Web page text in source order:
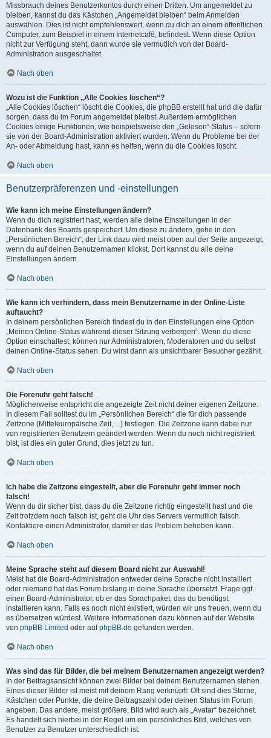
Missbrauch deines Benutzerkontos durch einen Dritten. Um angemeldet zu
bleiben, kannst du das Kästchen „Angemeldet bleiben“ beim Anmelden
auswählen. Dies ist nicht empfehlenswert, wenn du dich an einem öffentlichen
Computer, zum Beispiel in einem Internetcafé, befindest. Wenn diese Option
nicht zur Verfügung steht, dann wurde sie vermutlich von der Board-
Administration ausgeschaltet.
Nach oben
Wozu ist die Funktion „Alle Cookies löschen“?
„Alle Cookies löschen“ löscht die Cookies, die phpBB erstellt hat und die dafür
sorgen, dass du im Forum angemeldet bleibst. Außerdem ermöglichen
Cookies einige Funktionen, wie beispielsweise den „Gelesen“-Status – sofern
sie von der Board-Administration aktiviert wurden. Wenn du Probleme bei der
An- oder Abmeldung hast, kann es helfen, wenn du die Cookies löscht.
Nach oben
Benutzerpräferenzen und -einstellungen
Wie kann ich meine Einstellungen ändern?
Wenn du dich registriert hast, werden alle deine Einstellungen in der
Datenbank des Boards gespeichert. Um diese zu ändern, gehe in den
„Persönlichen Bereich“; der Link dazu wird meist oben auf der Seite angezeigt,
wenn du auf deinen Benutzernamen klickst. Dort kannst du alle deine
Einstellungen ändern.
Nach oben
Wie kann ich verhindern, dass mein Benutzername in der Online-Liste
auftaucht?
In deinem persönlichen Bereich findest du in den Einstellungen eine Option
„Meinen Online-Status während dieser Sitzung verbergen“. Wenn du diese
Option einschaltest, können nur Administratoren, Moderatoren und du selbst
deinen Online-Status sehen. Du wirst dann als unsichtbarer Besucher gezählt.
Nach oben
Die Forenuhr geht falsch!
Möglicherweise entspricht die angezeigte Zeit nicht deiner eigenen Zeitzone.
In diesem Fall solltest du im „Persönlichen Bereich“ die für dich passende
Zeitzone (Mitteleuropäische Zeit, ...) festlegen. Die Zeitzone kann dabei nur
von registrierten Benutzern geändert werden. Wenn du noch nicht registriert
bist, ist dies ein guter Grund, dies jetzt zu tun.
Nach oben
Ich habe die Zeitzone eingestellt, aber die Forenuhr geht immer noch
falsch!
Wenn du dir sicher bist, dass du die Zeitzone richtig eingestellt hast und die
Zeit trotzdem noch falsch ist, geht die Uhr des Servers vermutlich falsch.
Kontaktiere einen Administrator, damit er das Problem beheben kann.
Nach oben
Meine Sprache steht auf diesem Board nicht zur Auswahl!
Meist hat die Board-Administration entweder deine Sprache nicht installiert
oder niemand hat das Forum bislang in deine Sprache übersetzt. Frage ggf.
einen Board-Administrator, ob er das Sprachpaket, das du benötigst,
installieren kann. Falls es noch nicht existiert, würden wir uns freuen, wenn du
es übersetzen würdest. Weitere Informationen dazu können auf der Website
von phpBB Limited oder aufphpBB.de gefunden werden.
Nach oben
Was sind das für Bilder, die bei meinem Benutzernamen angezeigt werden?
In der Beitragsansicht können zwei Bilder bei deinem Benutzernamen stehen.
Eines dieser Bilder ist meist mit deinem Rang verknüpft: Oft sind dies Sterne,
Kästchen oder Punkte, die deine Beitragszahl oder deinen Status im Forum
angeben. Das andere, meist größere, Bild wird auch als „Avatar“ bezeichnet.
Es handelt sich hierbei in der Regel um ein persönliches Bild, welches von
Benutzer zu Benutzer unterschiedlich ist.